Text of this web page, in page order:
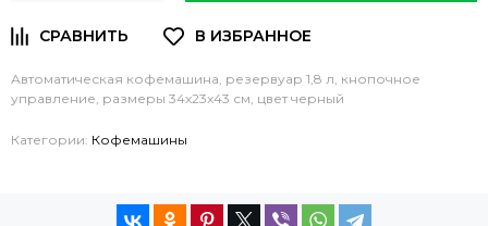
Автоматическая кофемашина, резервуар 1,8 л, кнопочное
управление, размеры 34x23x43 см, цвет черный
Категории: Кофемашины